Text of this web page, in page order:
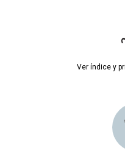
Ver índice y